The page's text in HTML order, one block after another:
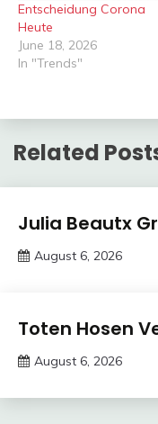
Entscheidung Corona
Heute
June 18, 2026
In "Trends"
Related
Trends
Julia Beautx
August 6, 2026
Trends
Toten Hosen
August 6, 2026